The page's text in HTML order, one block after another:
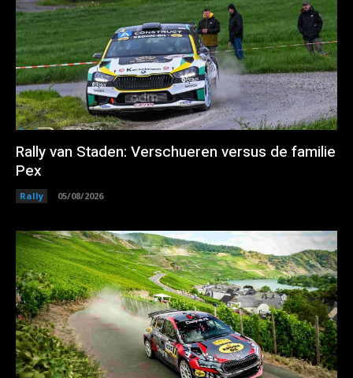
Rally van Staden: Verschueren versus de familie
Pex
Rally 05/08/2026